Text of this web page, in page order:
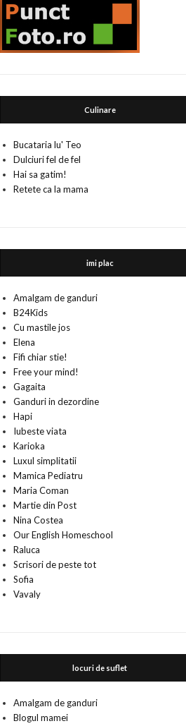
Culinare
Bucataria lu' Teo
Dulciuri fel de fel
Hai sa gatim!
Retete ca la mama
imi plac
Amalgam de ganduri
B24Kids
Cu mastile jos
Elena
Fifi chiar stie!
Free your mind!
Gagaita
Ganduri in dezordine
Hapi
Iubeste viata
Karioka
Luxul simplitatii
Mamica Pediatru
Maria Coman
Martie din Post
Nina Costea
Our English Homeschool
Raluca
Scrisori de peste tot
Sofia
Vavaly
locuri de suflet
Amalgam de ganduri
Blogul mamei